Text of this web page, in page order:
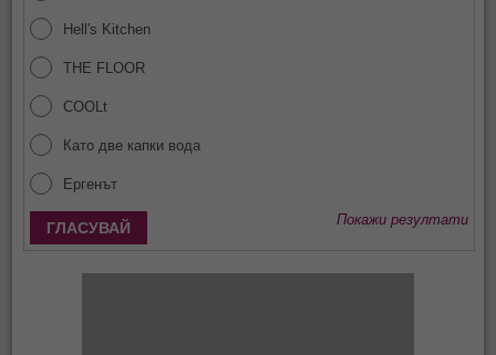
Hell's Kitchen
THE FLOOR
COOLt
Като две капки вода
Ергенът
Покажи резултати